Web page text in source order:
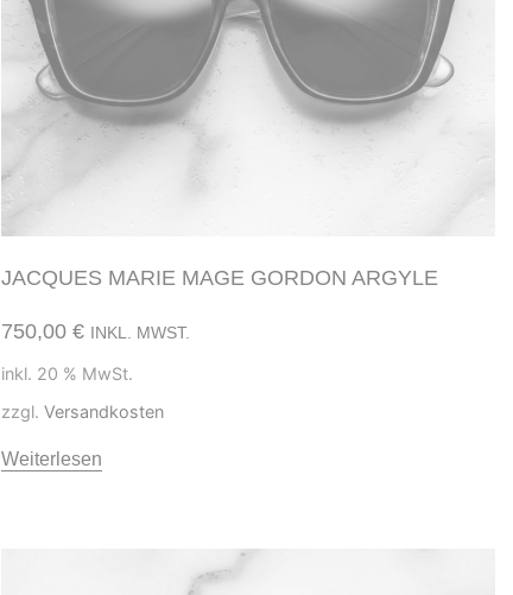
JACQUES MARIE MAGE GORDON ARGYLE
750,00 € INKL. MWST.
inkl. 20 % MwSt.
zzgl. Versandkosten
Weiterlesen